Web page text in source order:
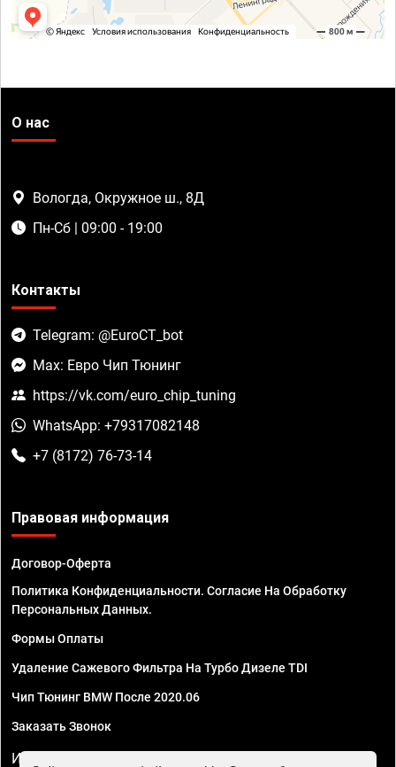
О нас
Вологда, Окружное ш., 8Д
Пн-Сб | 09:00 - 19:00
Контакты
Telegram: @EuroCT_bot
Max: Евро Чип Тюнинг
https://vk.com/euro_chip_tuning
WhatsApp: +79317082148
+7 (8172) 76-73-14
Правовая информация
Договор-Оферта
Политика Конфиденциальности. Согласие На Обработку
Персональных Данных.
Формы Оплаты
Удаление Сажевого Фильтра На Турбо Дизеле TDI
Чип Тюнинг BMW После 2020.06
Заказать Звонок
ИП Смирнов Георгий Павлович. ИНН 781302555843,